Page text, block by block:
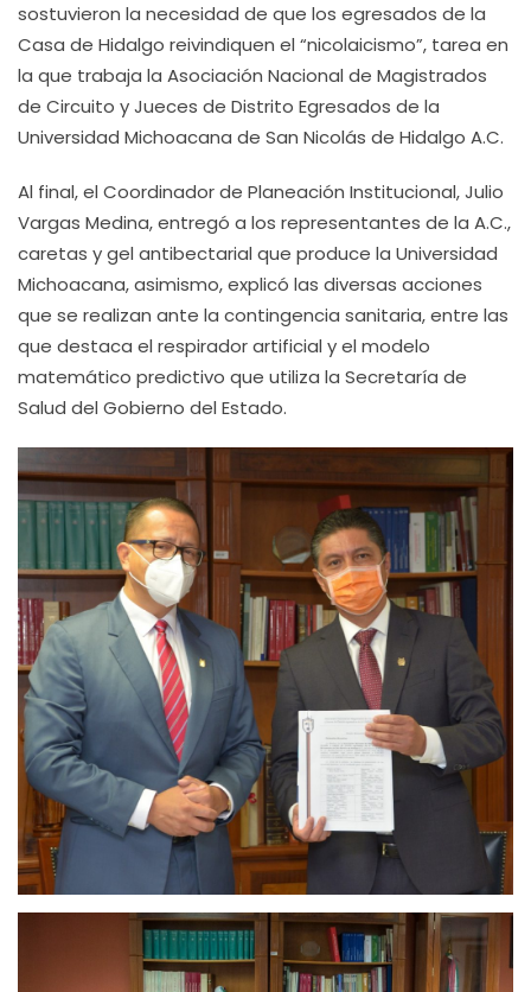
sostuvieron la necesidad de que los egresados de la
Casa de Hidalgo reivindiquen el “nicolaicismo”, tarea en
la que trabaja la Asociación Nacional de Magistrados
de Circuito y Jueces de Distrito Egresados de la
Universidad Michoacana de San Nicolás de Hidalgo A.C.
Al final, el Coordinador de Planeación Institucional, Julio
Vargas Medina, entregó a los representantes de la A.C.,
caretas y gel antibectarial que produce la Universidad
Michoacana, asimismo, explicó las diversas acciones
que se realizan ante la contingencia sanitaria, entre las
que destaca el respirador artificial y el modelo
matemático predictivo que utiliza la Secretaría de
Salud del Gobierno del Estado.